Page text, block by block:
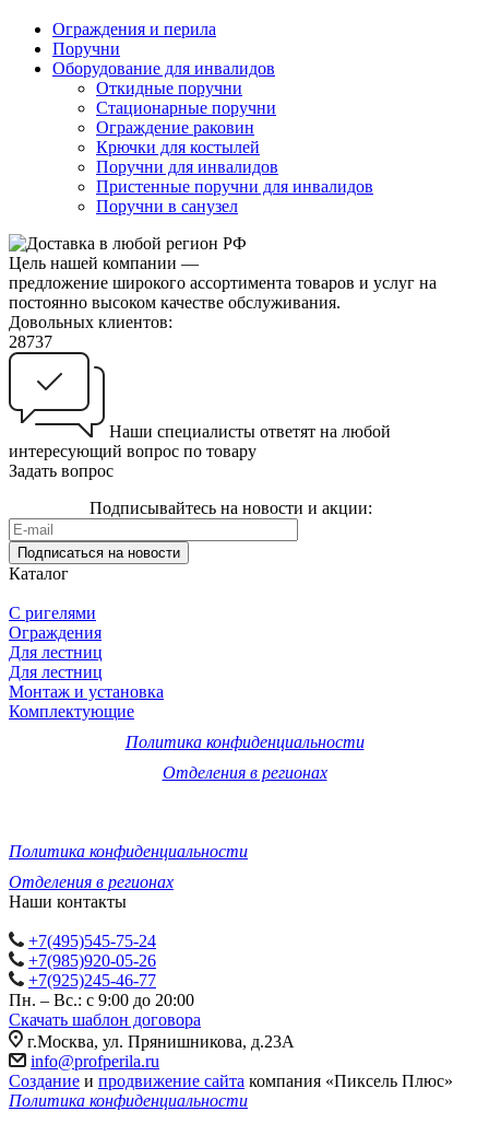
Ограждения и перила
Поручни
Оборудование для инвалидов
Откидные поручни
Стационарные поручни
Ограждение раковин
Крючки для костылей
Поручни для инвалидов
Пристенные поручни для инвалидов
Поручни в санузел
Цель нашей компании —
предложение широкого ассортимента товаров и услуг на
постоянно высоком качестве обслуживания.
Довольных клиентов:
28737
Наши специалисты ответят на любой
интересующий вопрос по товару
Задать вопрос
Подписывайтесь на новости и акции:
Подписаться на новости
Каталог
С ригелями
Ограждения
Для лестниц
Для лестниц
Монтаж и установка
Комплектующие
Политика конфиденциальности
Отделения в регионах
Политика конфиденциальности
Отделения в регионах
Наши контакты
+7(495)545-75-24
+7(985)920-05-26
+7(925)245-46-77
Пн. – Вс.: с 9:00 до 20:00
Скачать шаблон договора
г.Москва, ул. Прянишникова, д.23А
info@profperila.ru
Создание и продвижение сайта компания «Пиксель Плюс»
Политика конфиденциальности